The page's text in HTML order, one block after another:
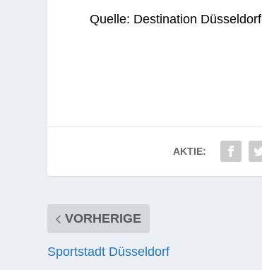
Quelle: Desti­na­tion Düsseldorf
AKTIE:
VORHERIGE
Sportstadt Düsseldorf